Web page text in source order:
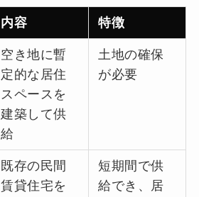
内容 特徴
空き地に暫
定的な居住
スペースを
建築して供
給
土地の確保
が必要
既存の民間
賃貸住宅を
短期間で供
給でき、居